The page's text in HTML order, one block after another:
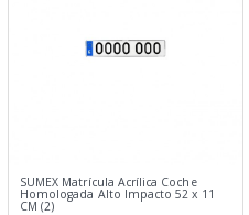
SUMEX Matrícula Acrílica Coche
Homologada Alto Impacto 52 x 11
CM (2)